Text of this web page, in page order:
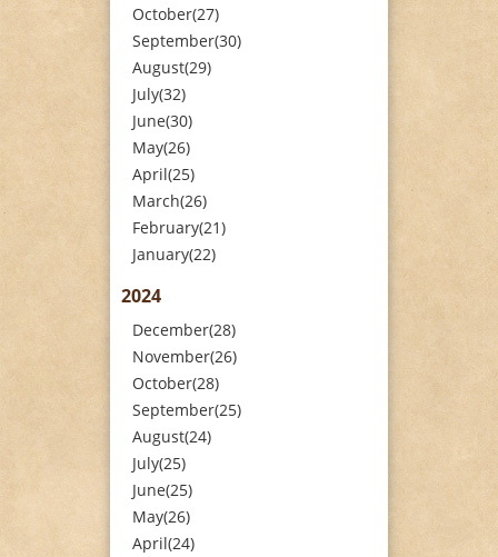
October(27)
September(30)
August(29)
July(32)
June(30)
May(26)
April(25)
March(26)
February(21)
January(22)
2024
December(28)
November(26)
October(28)
September(25)
August(24)
July(25)
June(25)
May(26)
April(24)